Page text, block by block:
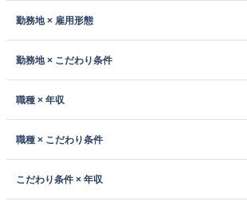
勤務地 × 雇用形態
勤務地 × こだわり条件
職種 × 年収
職種 × こだわり条件
こだわり条件 × 年収